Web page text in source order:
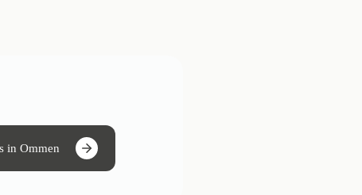
in Ommen